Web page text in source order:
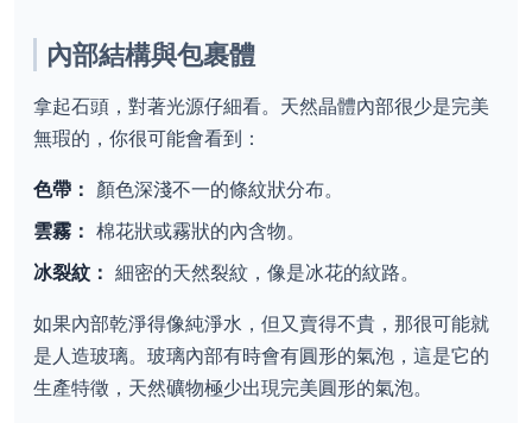
內部結構與包裹體
拿起石頭，對著光源仔細看。天然晶體內部很少是完美
無瑕的，你很可能會看到：
色帶： 顏色深淺不一的條紋狀分布。
雲霧： 棉花狀或霧狀的內含物。
冰裂紋： 細密的天然裂紋，像是冰花的紋路。
如果內部乾淨得像純淨水，但又賣得不貴，那很可能就
是人造玻璃。玻璃內部有時會有圓形的氣泡，這是它的
生產特徵，天然礦物極少出現完美圓形的氣泡。